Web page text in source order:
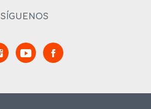
SÍGUENOS